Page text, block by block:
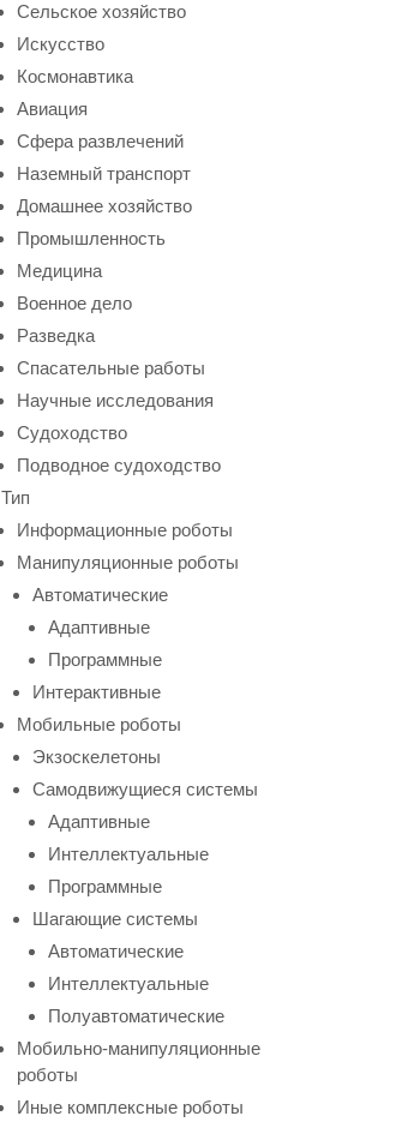
Сельское хозяйство
Искусство
Космонавтика
Авиация
Сфера развлечений
Наземный транспорт
Домашнее хозяйство
Промышленность
Медицина
Военное дело
Разведка
Спасательные работы
Научные исследования
Судоходство
Подводное судоходство
Тип
Информационные роботы
Манипуляционные роботы
Автоматические
Адаптивные
Программные
Интерактивные
Мобильные роботы
Экзоскелетоны
Самодвижущиеся системы
Адаптивные
Интеллектуальные
Программные
Шагающие системы
Автоматические
Интеллектуальные
Полуавтоматические
Мобильно-манипуляционные
роботы
Иные комплексные роботы